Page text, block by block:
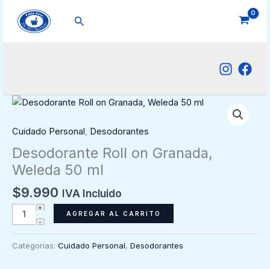
contenido
Buscar
Cuidado Personal, Desodorantes
Desodorante Roll on Granada,
Weleda 50 ml
$9.990 IVA Incluido
Desodorante
Roll
Granada,
AGREGAR AL CARRITO
Categorías: Cuidado Personal, Desodorantes